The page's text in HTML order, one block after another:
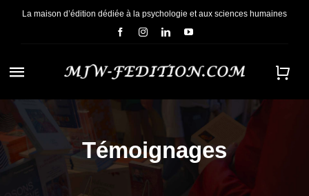
PasserLa maison d’édition dédiée à la psychologie et aux sciences humaines
Navigation
à
bascule
ACCUEIL
NOUS CONNAÎTRETémoignages